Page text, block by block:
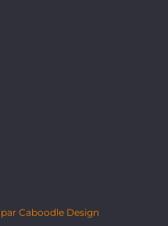
Caboodle Design